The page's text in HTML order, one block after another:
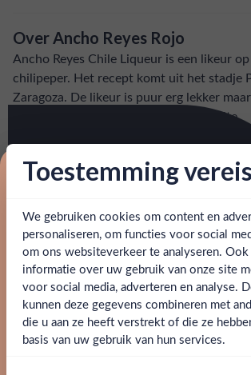
Ben jij 18 jaar of
Ja Nee
Snelle levering: voor 15:00, morgen in huis
artikel vermeld)
Behulpzameen goed bereikbare
Over Ancho Reyes Rojo
Ancho Reyes Chile Liqueur is een likeur
chilipeper. Het recept komt uit het stadje
Zaragoza. De likeur is puur erg lekker
gebruiken in een cocktail voor extra bite.
SPECIFICATIES
Allergenen -
Merk Ancho Reyes
Kleurstoffen
Inhoud 0,7L
Toestemming
We gebruiken cookies om content en
personaliseren, om functies voor social
om ons websiteverkeer te analyseren.
informatie over uw gebruik van onze site
voor social media, adverteren en analyse.
kunnen deze gegevens combineren met
die u aan ze heeft verstrekt of die ze
basis van uw gebruik van hun services.
Proost op je eerste
Schrijf je in en ontvang direct 5%
bestelling.
Email
Claim mijn korting